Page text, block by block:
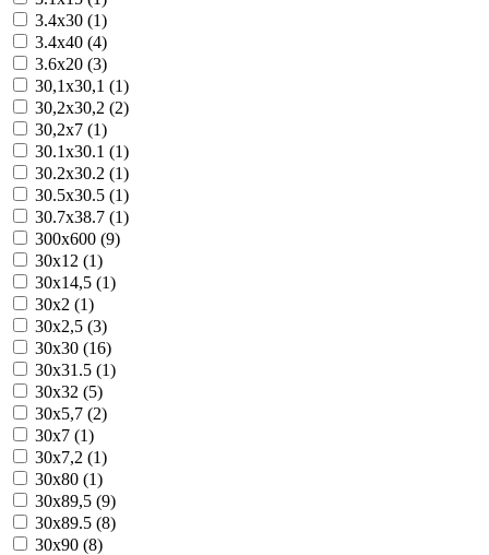
3.4x30 (1)
3.4x40 (4)
3.6x20 (3)
30,1x30,1 (1)
30,2x30,2 (2)
30,2x7 (1)
30.1x30.1 (1)
30.2x30.2 (1)
30.5x30.5 (1)
30.7x38.7 (1)
300x600 (9)
30x12 (1)
30x14,5 (1)
30x2 (1)
30x2,5 (3)
30x30 (16)
30x31.5 (1)
30x32 (5)
30x5,7 (2)
30x7 (1)
30x7,2 (1)
30x80 (1)
30x89,5 (9)
30x89.5 (8)
30x90 (8)